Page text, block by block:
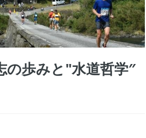
の歩みと"水道哲学″